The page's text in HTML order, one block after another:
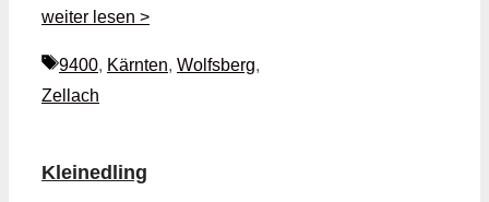
weiter lesen >
Schlagwörter
9400, Kärnten, Wolfsberg,
Zellach
Kleinedling